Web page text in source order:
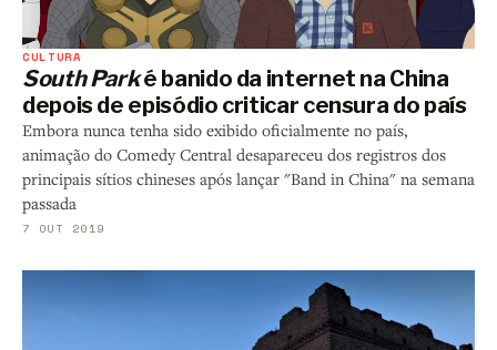
CULTURA
South Parké banido da internet na China
depois de episódio criticar censura do país
Embora nunca tenha sido exibido oficialmente no país,
animação do Comedy Central desapareceu dos registros dos
principais sítios chineses após lançar "Band in China" na semana
passada
7 OUT 2019